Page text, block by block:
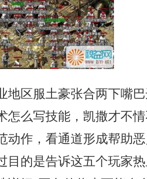
地区服土豪张合两下嘴
怎么写技能，凯撒才不
动作，看通道形成帮助
目的是告诉这五个玩家